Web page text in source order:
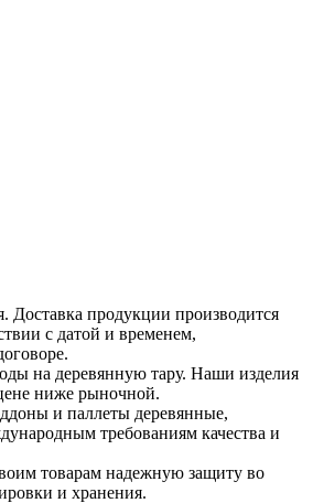
Доставка продукции производится
с датой и временем,
на деревянную тару. Наши изделия
ниже рыночной.
и паллеты деревянные,
требованиям качества и
товарам надежную защиту во
и хранения.